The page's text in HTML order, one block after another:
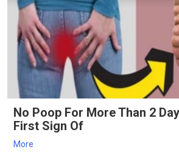
No Poop For More Than 2
First Sign Of
More